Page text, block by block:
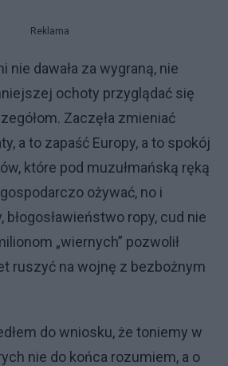
Reklama
nie dawała za wygraną, nie
ochoty przyglądać się
Zaczęła zmieniać
a to zapaść Europy, a to spokój
które pod muzułmańską ręką
ożywać, no i
błogosławieństwo ropy, cud nie
„wiernych” pozwolił
ruszyć na wojnę z bezbożnym
do wniosku, że toniemy w
nie do końca rozumiem, a o